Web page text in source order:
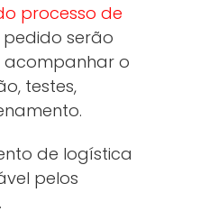
processo de
serão
o
testes,
de logística
pelos